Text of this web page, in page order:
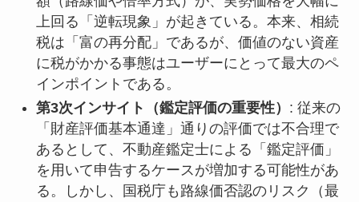
上回る「逆転現象」が起きている。本来、相続
税は「富の再分配」であるが、価値のない資産
に税がかかる事態はユーザーにとって最大のペ
インポイントである。
第3次インサイト（鑑定評価の重要性） : 従来の
「財産評価基本通達」通りの評価では不合理で
あるとして、不動産鑑定士による「鑑定評価」
を用いて申告するケースが増加する可能性があ
る。しかし、国税庁も路線価否認のリスク（最